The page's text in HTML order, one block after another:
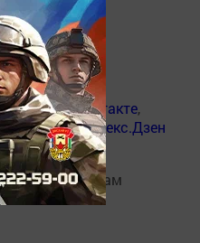
в
MАХ:
,ВКонтакте,
,Телеграм,Яндекс.Дзен
иң мөһим
телеграм